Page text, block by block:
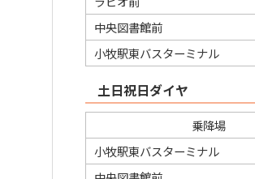
中央図書館前
小牧駅東バスターミナル
土日祝日ダイヤ
乗降場
小牧駅東バスターミナル